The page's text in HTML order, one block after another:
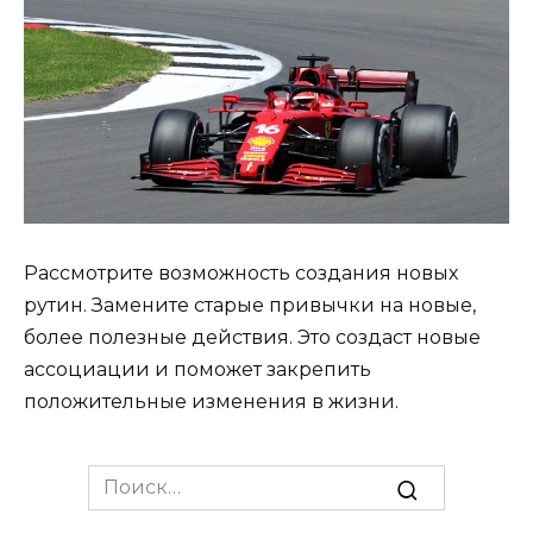
Рассмотрите возможность создания новых
рутин. Замените старые привычки на новые,
более полезные действия. Это создаст новые
ассоциации и поможет закрепить
положительные изменения в жизни.
Search
for: